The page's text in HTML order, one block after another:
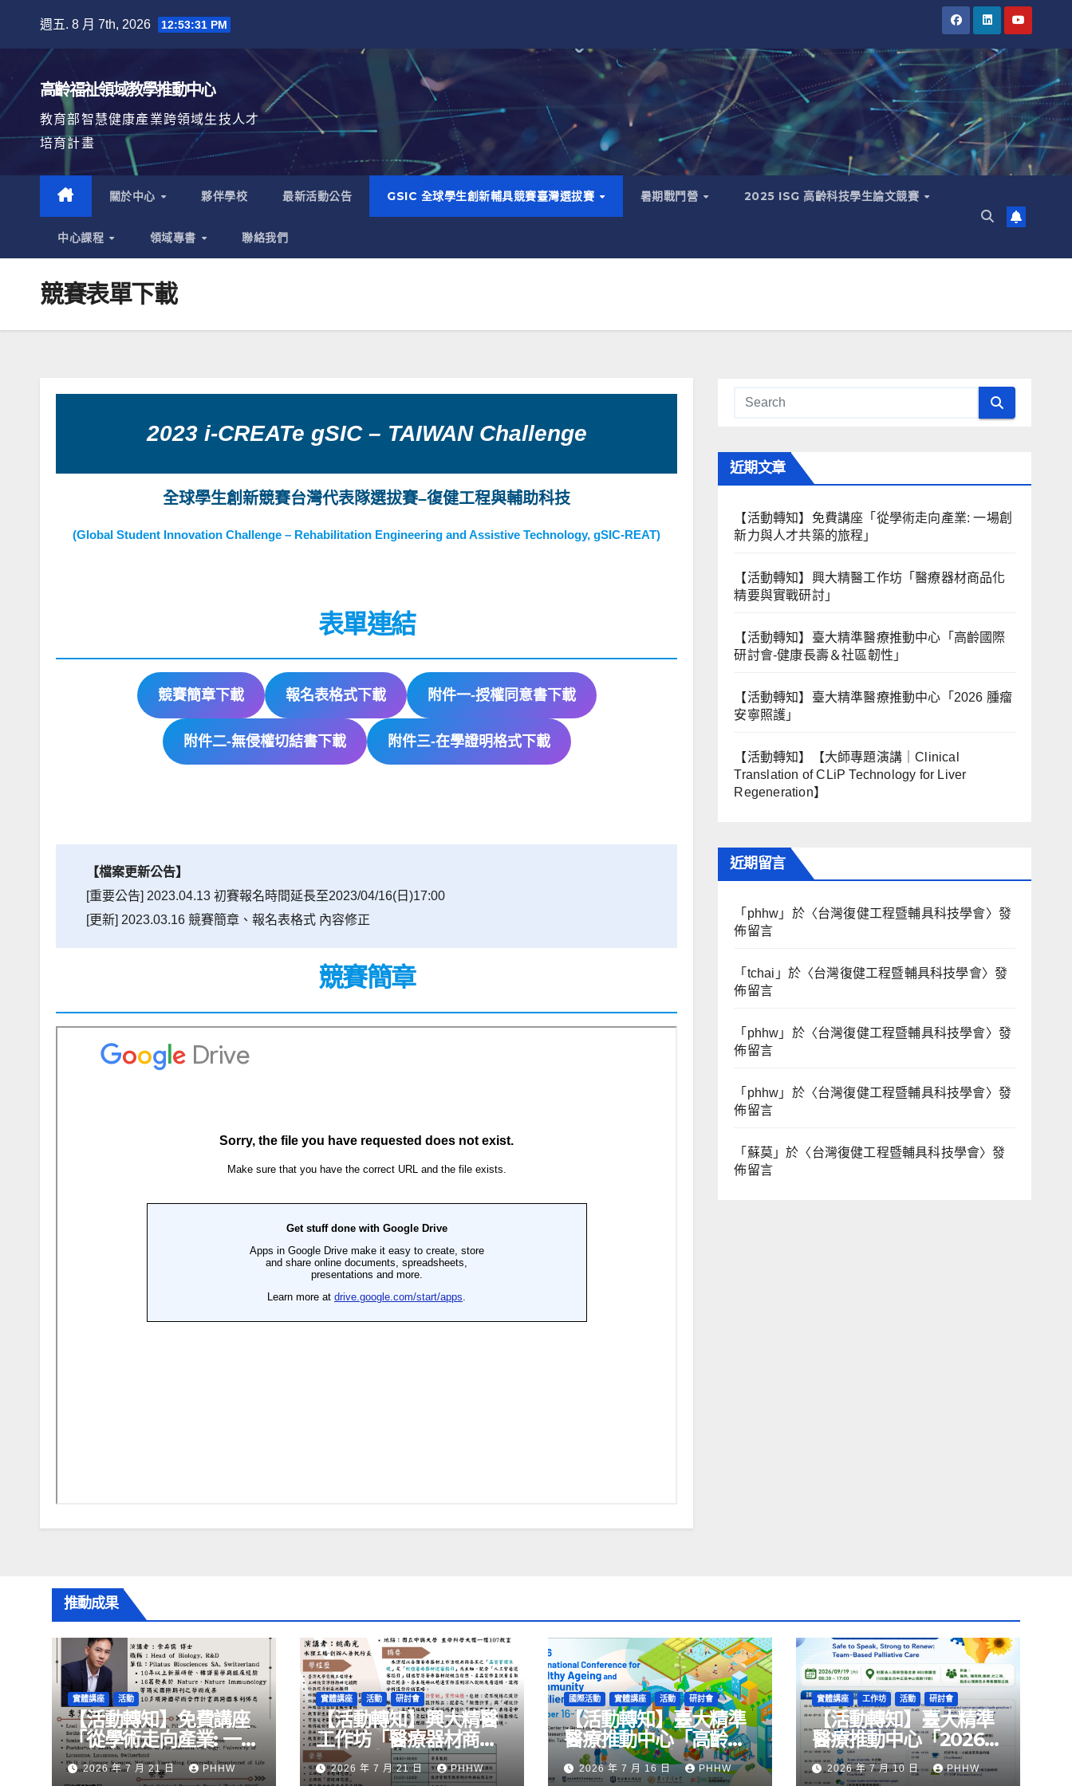
週五. 8 月 7th, 2026 12:53:31 PM
高齡福祉領域教學推動中心
教育部智慧健康產業跨領域生技人才
培育計畫
關於中心 夥伴學校 最新活動公告 GSIC 全球學生創新輔具競賽臺灣選拔賽 暑期戰鬥營 2025 ISG 高齡科技學生論文競賽
中心課程 領域專書 聯絡我們
競賽表單下載
2023 i-CREATe gSIC – TAIWAN Challenge
全球學生創新競賽台灣代表隊選拔賽–復健工程與輔助科技
(Global Student Innovation Challenge – Rehabilitation Engineering and Assistive Technology, gSIC-REAT)
表單連結
競賽簡章下載 報名表格式下載 附件一-授權同意書下載
附件二-無侵權切結書下載 附件三-在學證明格式下載
【檔案更新公告】
[重要公告] 2023.04.13 初賽報名時間延長至2023/04/16(日)17:00
[更新] 2023.03.16 競賽簡章、報名表格式 內容修正
競賽簡章
近期文章
【活動轉知】免費講座「從學術走向產業: ⼀場創
新力與⼈才共築的旅程」
【活動轉知】興大精醫工作坊「醫療器材商品化
精要與實戰研討」
【活動轉知】臺大精準醫療推動中心「高齡國際
研討會-健康長壽＆社區韌性」
【活動轉知】臺大精準醫療推動中心「2026 腫瘤
安寧照護」
【活動轉知】【大師專題演講｜Clinical
Translation of CLiP Technology for Liver
Regeneration】
近期留言
「 phhw 」於〈台灣復健工程暨輔具科技學會〉發
佈留言
「 tchai 」於〈台灣復健工程暨輔具科技學會〉發
佈留言
「 phhw 」於〈台灣復健工程暨輔具科技學會〉發
佈留言
「 phhw 」於〈台灣復健工程暨輔具科技學會〉發
佈留言
「 蘇莫」於〈台灣復健工程暨輔具科技學會〉發
佈留言
推動成果
實體講座 活動
【活動轉知】免費講座
「從學術走向產業: ⼀場
創新力與⼈才共築的旅
程」
2026 年 7 月 21 日 PHHW
實體講座 活動 研討會
【活動轉知】興大精醫
工作坊「醫療器材商品
化精要與實戰研討」
2026 年 7 月 21 日 PHHW
國際活動 實體講座 活動 研討會
【活動轉知】臺大精準
醫療推動中心「高齡國
際研討會-健康長壽＆社
區韌性」
2026 年 7 月 16 日 PHHW
實體講座 工作坊 活動 研討會
【活動轉知】臺大精準
醫療推動中心「2026
腫瘤安寧照護」
2026 年 7 月 10 日 PHHW